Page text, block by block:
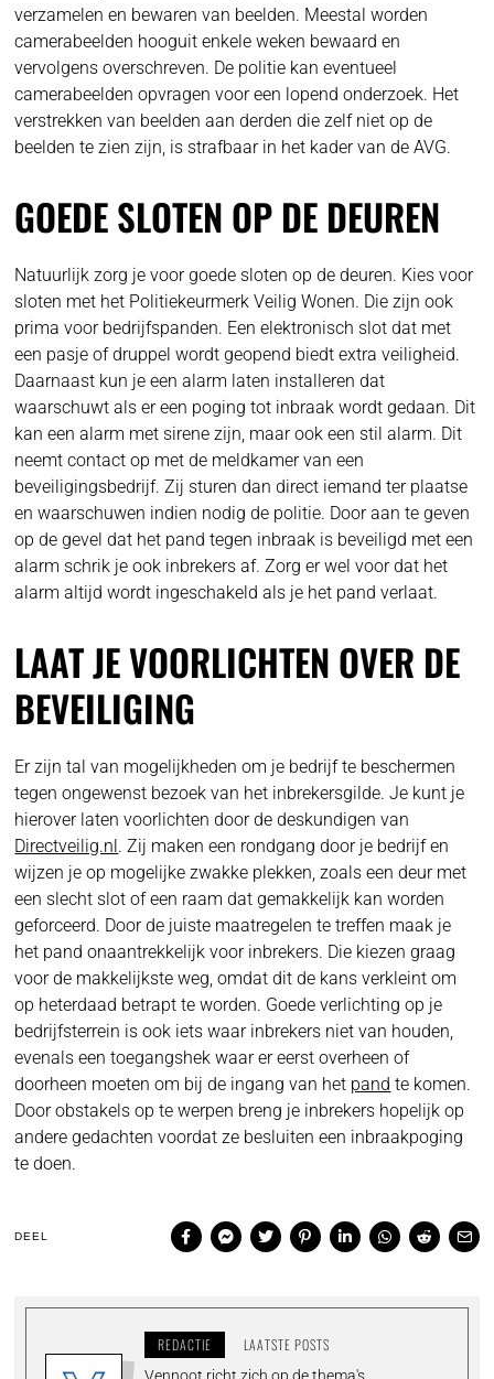
verzamelen en bewaren van beelden. Meestal worden
camerabeelden hooguit enkele weken bewaard en
vervolgens overschreven. De politie kan eventueel
camerabeelden opvragen voor een lopend onderzoek. Het
verstrekken van beelden aan derden die zelf niet op de
beelden te zien zijn, is strafbaar in het kader van de AVG.
GOEDE SLOTEN OP DE DEUREN
Natuurlijk zorg je voor goede sloten op de deuren. Kies voor
sloten met het Politiekeurmerk Veilig Wonen. Die zijn ook
prima voor bedrijfspanden. Een elektronisch slot dat met
een pasje of druppel wordt geopend biedt extra veiligheid.
Daarnaast kun je een alarm laten installeren dat
waarschuwt als er een poging tot inbraak wordt gedaan. Dit
kan een alarm met sirene zijn, maar ook een stil alarm. Dit
neemt contact op met de meldkamer van een
beveiligingsbedrijf. Zij sturen dan direct iemand ter plaatse
en waarschuwen indien nodig de politie. Door aan te geven
op de gevel dat het pand tegen inbraak is beveiligd met een
alarm schrik je ook inbrekers af. Zorg er wel voor dat het
alarm altijd wordt ingeschakeld als je het pand verlaat.
LAAT JE VOORLICHTEN OVER DE
BEVEILIGING
Er zijn tal van mogelijkheden om je bedrijf te beschermen
tegen ongewenst bezoek van het inbrekersgilde. Je kunt je
hierover laten voorlichten door de deskundigen van
Directveilig.nl. Zij maken een rondgang door je bedrijf en
wijzen je op mogelijke zwakke plekken, zoals een deur met
een slecht slot of een raam dat gemakkelijk kan worden
geforceerd. Door de juiste maatregelen te treffen maak je
het pand onaantrekkelijk voor inbrekers. Die kiezen graag
voor de makkelijkste weg, omdat dit de kans verkleint om
op heterdaad betrapt te worden. Goede verlichting op je
bedrijfsterrein is ook iets waar inbrekers niet van houden,
evenals een toegangshek waar er eerst overheen of
doorheen moeten om bij de ingang van het pand te komen.
Door obstakels op te werpen breng je inbrekers hopelijk op
andere gedachten voordat ze besluiten een inbraakpoging
te doen.
DEEL
REDACTIE LAATSTE POSTS
Vennoot richt zich op de thema's